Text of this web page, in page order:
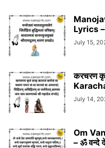
Lyrics –
July 15,
करचरण
July 14,
Om
– ॐ वन्दे